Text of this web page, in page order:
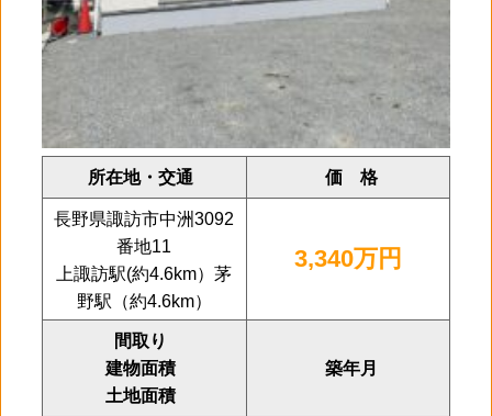
所在地・交通 価 格
長野県諏訪市中洲3092
番地11
上諏訪駅(約4.6km）茅
野駅（約4.6km）
3,340万円
間取り
建物面積
土地面積
築年月